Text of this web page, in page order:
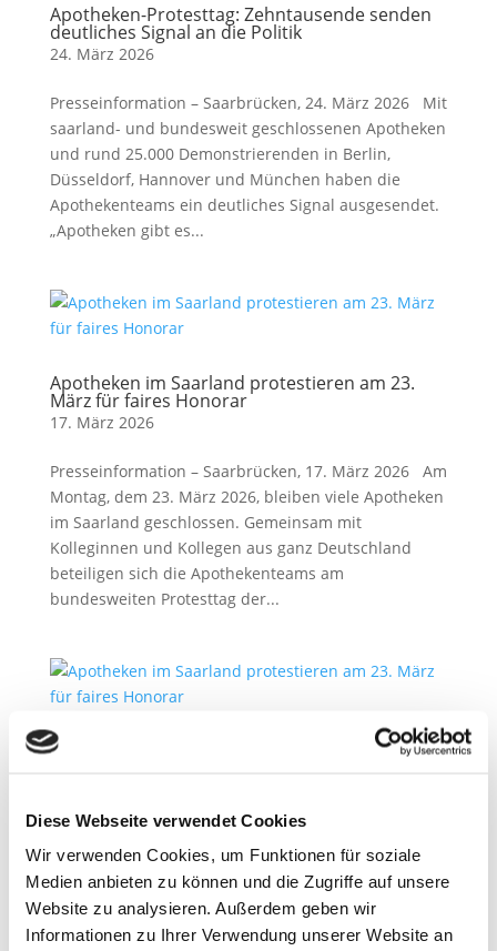
Diese Webseite verwendet Cookies
Wir verwenden Cookies, um Funktionen für soziale
Medien anbieten zu können und die Zugriffe auf unsere
Website zu analysieren. Außerdem geben wir
Informationen zu Ihrer Verwendung unserer Website an
Apotheken-Protesttag: Zehntausende senden
deutliches Signal an die Politik
24. März 2026
Presseinformation – Saarbrücken, 24. März 2026 Mit
saarland- und bundesweit geschlossenen Apotheken
und rund 25.000 Demonstrierenden in Berlin,
Düsseldorf, Hannover und München haben die
Apothekenteams ein deutliches Signal ausgesendet.
„Apotheken gibt es...
Apotheken im Saarland protestieren am 23.
März für faires Honorar
17. März 2026
Presseinformation – Saarbrücken, 17. März 2026 Am
Montag, dem 23. März 2026, bleiben viele Apotheken
im Saarland geschlossen. Gemeinsam mit
Kolleginnen und Kollegen aus ganz Deutschland
beteiligen sich die Apothekenteams am
bundesweiten Protesttag der...
Apotheken beschließen bundesweite Proteste
Presseinformation – Saarbrücken, 02. März 2026 Die
Apothekerschaft kündigt weitere bundesweite
Protestmaßnahmen an, um für eine
Honorarerhöhung zu kämpfen. Konkret hat die
Mitgliederversammlung der ABDA –